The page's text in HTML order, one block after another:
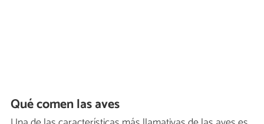
Qué comen las aves